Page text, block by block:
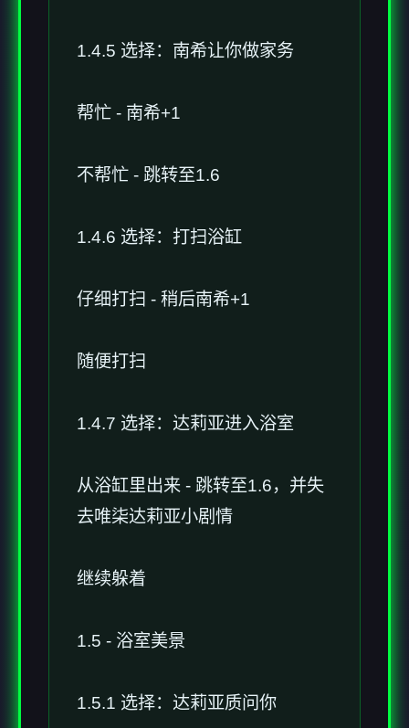
1.4.5 选择：南希让你做家务
帮忙 - 南希+1
不帮忙 - 跳转至1.6
1.4.6 选择：打扫浴缸
仔细打扫 - 稍后南希+1
随便打扫
1.4.7 选择：达莉亚进入浴室
从浴缸里出来 - 跳转至1.6，并失
去唯柒达莉亚小剧情
继续躲着
1.5 - 浴室美景
1.5.1 选择：达莉亚质问你